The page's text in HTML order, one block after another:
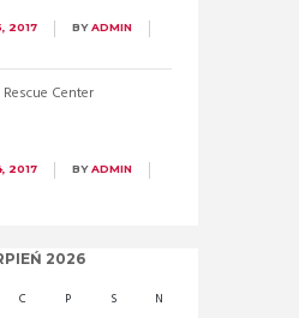
2017 BYADMIN
Center
2017 BYADMIN
2026
C P S N